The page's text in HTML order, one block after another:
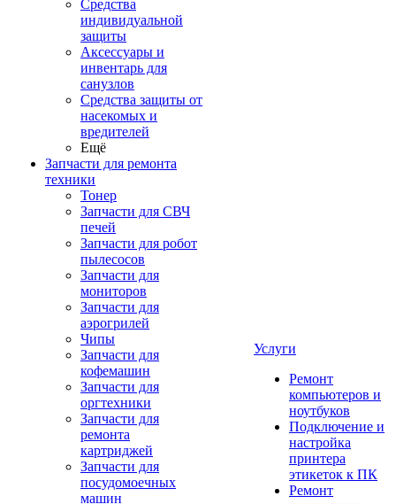
Средства
индивидуальной
защиты
Аксессуары и
инвентарь для
санузлов
Средства защиты от
насекомых и
вредителей
Ещё
Запчасти для ремонта
техники
Тонер
Запчасти для СВЧ
печей
Запчасти для робот
пылесосов
Запчасти для
мониторов
Запчасти для
аэрогрилей
Чипы
Запчасти для
кофемашин
Запчасти для
оргтехники
Запчасти для
ремонта
картриджей
Запчасти для
посудомоечных
машин
Услуги
Ремонт
компьютеров и
ноутбуков
Подключение и
настройка
принтера
этикеток к ПК
Ремонт